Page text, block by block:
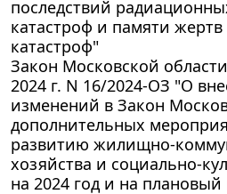
последствий
катастроф и памяти
катастроф"
Закон Московской
2024 г. N 16/2024-ОЗ "О
изменений в Закон
дополнительных
развитию жилищно-
хозяйства и социально-
на 2024 год и на